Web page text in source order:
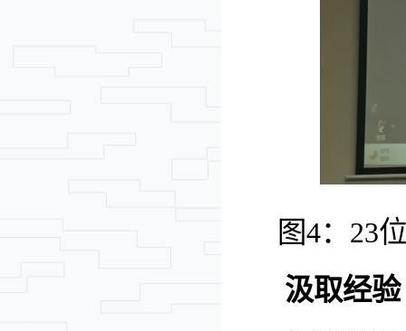
图4： 23
汲取经验